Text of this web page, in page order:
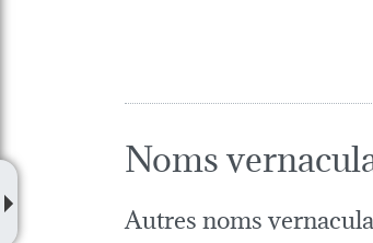
Noms
Autres noms